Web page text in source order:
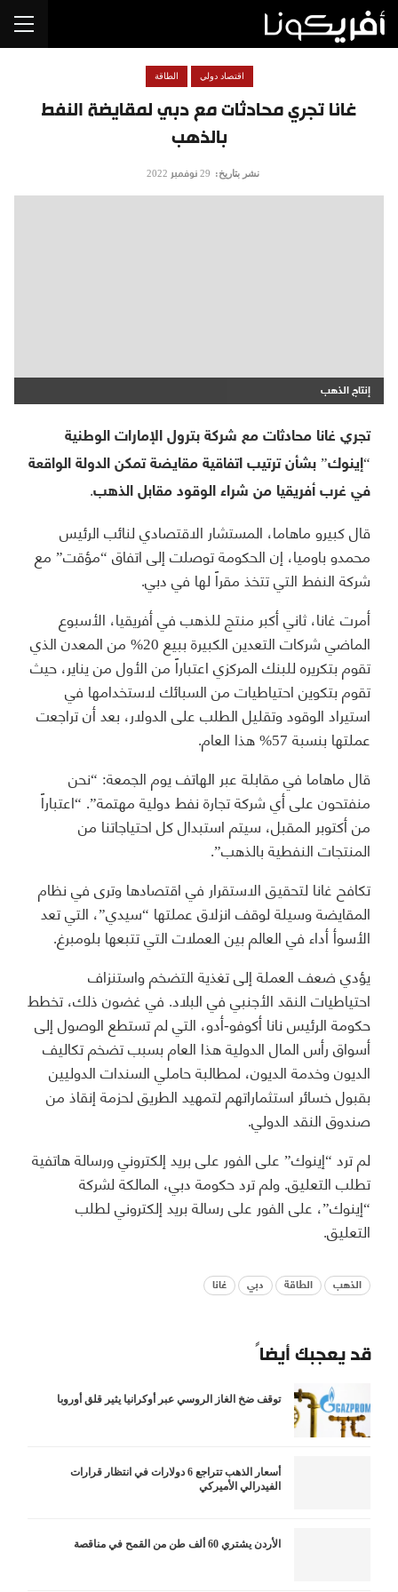
غانا تجري محادثات مع دبي لمقايضة النفط
بالذهب
اقتصاد دولي الطاقة
نشر بتاريخ: 29 نوفمبر 2022
إنتاج الذهب
تجري غانا محادثات مع شركة بترول الإمارات الوطنية
“إينوك” بشأن ترتيب اتفاقية مقايضة تمكن الدولة الواقعة
في غرب أفريقيا من شراء الوقود مقابل الذهب.
قال كبيرو ماهاما، المستشار الاقتصادي لنائب الرئيس
محمدو باوميا، إن الحكومة توصلت إلى اتفاق “مؤقت” مع
شركة النفط التي تتخذ مقراً لها في دبي.
أمرت غانا، ثاني أكبر منتج للذهب في أفريقيا، الأسبوع
الماضي شركات التعدين الكبيرة ببيع 20% من المعدن الذي
تقوم بتكريره للبنك المركزي اعتباراً من الأول من يناير، حيث
تقوم بتكوين احتياطيات من السبائك لاستخدامها في
استيراد الوقود وتقليل الطلب على الدولار، بعد أن تراجعت
عملتها بنسبة 57% هذا العام.
قال ماهاما في مقابلة عبر الهاتف يوم الجمعة: “نحن
منفتحون على أي شركة تجارة نفط دولية مهتمة”. “اعتباراً
من أكتوبر المقبل، سيتم استبدال كل احتياجاتنا من
المنتجات النفطية بالذهب”.
تكافح غانا لتحقيق الاستقرار في اقتصادها وترى في نظام
المقايضة وسيلة لوقف انزلاق عملتها “سيدي”، التي تعد
الأسوأ أداء في العالم بين العملات التي تتبعها بلومبرغ.
يؤدي ضعف العملة إلى تغذية التضخم واستنزاف
احتياطيات النقد الأجنبي في البلاد. في غضون ذلك، تخطط
حكومة الرئيس نانا أكوفو-أدو، التي لم تستطع الوصول إلى
أسواق رأس المال الدولية هذا العام بسبب تضخم تكاليف
الديون وخدمة الديون، لمطالبة حاملي السندات الدوليين
بقبول خسائر استثماراتهم لتمهيد الطريق لحزمة إنقاذ من
صندوق النقد الدولي.
لم ترد “إينوك” على الفور على بريد إلكتروني ورسالة هاتفية
تطلب التعليق. ولم ترد حكومة دبي، المالكة لشركة
“إينوك”، على الفور على رسالة بريد إلكتروني لطلب
التعليق.
الذهب الطاقة دبي غانا
قد يعجبك أيضاً
توقف ضخ الغاز الروسي عبر أوكرانيا يثير قلق أوروبا
أسعار الذهب تتراجع 6 دولارات في انتظار قرارات
الفيدرالي الأميركي
الأردن يشتري 60 ألف طن من القمح في مناقصة